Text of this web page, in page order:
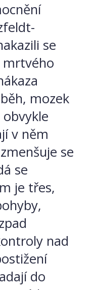
se
mrtvého
mozek
v něm
se
se
je třes,
nad
do